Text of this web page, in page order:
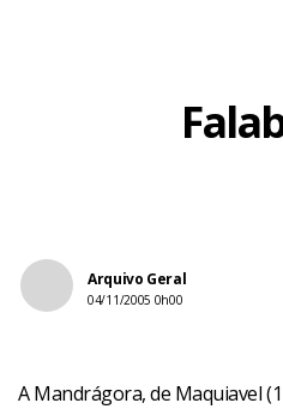
Arquivo Geral
04/11/2005 0h00
A Mandrágora, de Maquiavel